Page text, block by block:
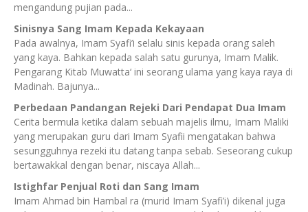
mengandung pujian pada...
Sinisnya Sang Imam Kepada Kekayaan
Pada awalnya, Imam Syafi’i selalu sinis kepada orang saleh
yang kaya. Bahkan kepada salah satu gurunya, Imam Malik.
Pengarang Kitab Muwatta‘ ini seorang ulama yang kaya raya di
Madinah. Bajunya...
Perbedaan Pandangan Rejeki Dari Pendapat Dua Imam
Cerita bermula ketika dalam sebuah majelis ilmu, Imam Maliki
yang merupakan guru dari Imam Syafii mengatakan bahwa
sesungguhnya rezeki itu datang tanpa sebab. Seseorang cukup
bertawakkal dengan benar, niscaya Allah...
Istighfar Penjual Roti dan Sang Imam
Imam Ahmad bin Hambal ra (murid Imam Syafi’i) dikenal juga